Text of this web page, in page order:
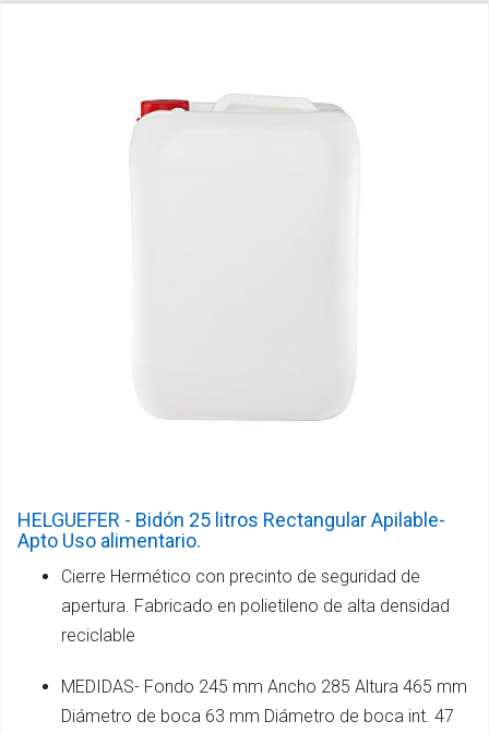
HELGUEFER - Bidón 25 litros Rectangular Apilable-
Apto Uso alimentario.
Cierre Hermético con precinto de seguridad de
apertura. Fabricado en polietileno de alta densidad
reciclable
MEDIDAS- Fondo 245 mm Ancho 285 Altura 465 mm
Diámetro de boca 63 mm Diámetro de boca int. 47